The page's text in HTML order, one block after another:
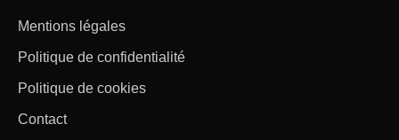
Mentions légales
Politique de confidentialité
Politique de cookies
Contact